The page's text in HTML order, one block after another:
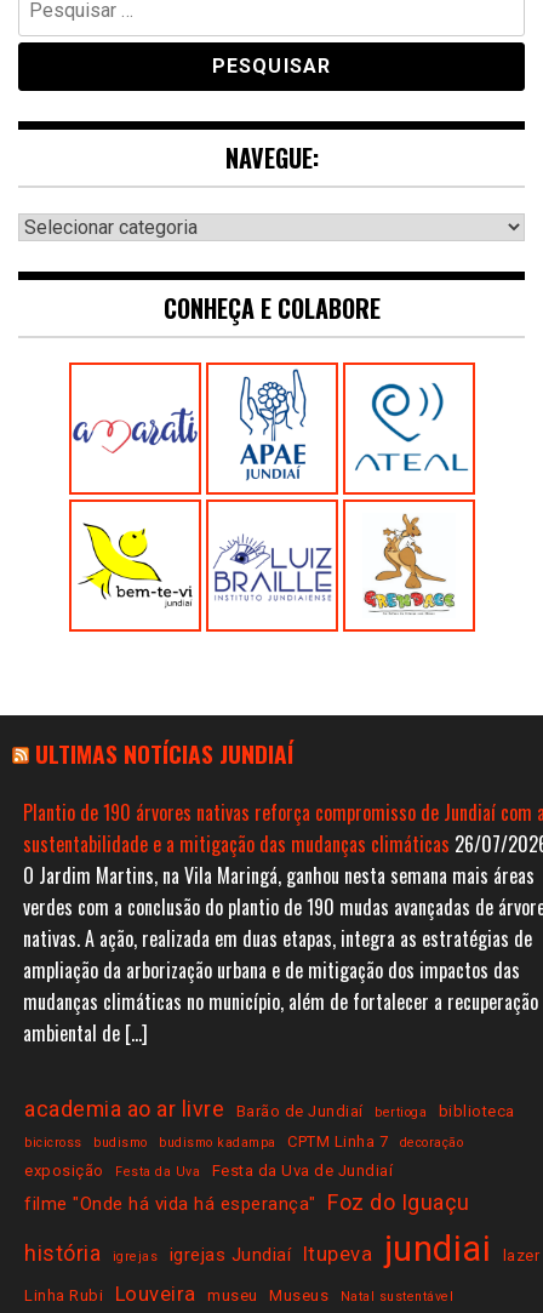
por:
NAVEGUE:
Navegue:
CONHEÇA E COLABORE
ULTIMAS NOTÍCIAS JUNDIAÍ
Plantio de 190 árvores nativas reforça compromisso de Jundiaí com
sustentabilidade e a mitigação das mudanças climáticas 26/07/
O Jardim Martins, na Vila Maringá, ganhou nesta semana mais áreas
verdes com a conclusão do plantio de 190 mudas avançadas de
nativas. A ação, realizada em duas etapas, integra as estratégias de
ampliação da arborização urbana e de mitigação dos impactos das
mudanças climáticas no município, além de fortalecer a recuperação
ambiental de […]
academia ao ar livre Barão de Jundiaí bertioga biblioteca
bicicross budismo budismo kadampa CPTM Linha 7 decoração
exposição Festa da Uva Festa da Uva de Jundiaí
filme "Onde há vida há esperança"
Foz do Iguaçu
história
igrejas igrejas Jundiaí Itupeva jundiai lazer
Linha Rubi Louveira museu Museus Natal sustentável